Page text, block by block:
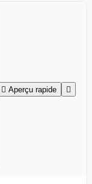
 Aperçu rapide 